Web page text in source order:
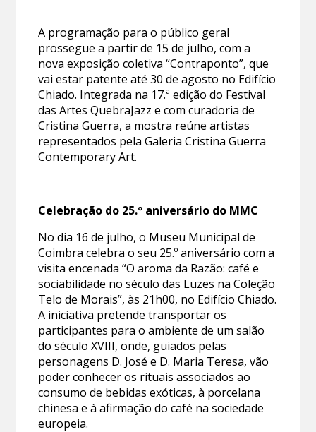
A programação para o público geral
prossegue a partir de 15 de julho, com a
nova exposição coletiva “Contraponto”, que
vai estar patente até 30 de agosto no Edifício
Chiado. Integrada na 17.ª edição do Festival
das Artes QuebraJazz e com curadoria de
Cristina Guerra, a mostra reúne artistas
representados pela Galeria Cristina Guerra
Contemporary Art.
Celebração do 25.º aniversário do MMC
No dia 16 de julho, o Museu Municipal de
Coimbra celebra o seu 25.º aniversário com a
visita encenada “O aroma da Razão: café e
sociabilidade no século das Luzes na Coleção
Telo de Morais”, às 21h00, no Edifício Chiado.
A iniciativa pretende transportar os
participantes para o ambiente de um salão
do século XVIII, onde, guiados pelas
personagens D. José e D. Maria Teresa, vão
poder conhecer os rituais associados ao
consumo de bebidas exóticas, à porcelana
chinesa e à afirmação do café na sociedade
europeia.